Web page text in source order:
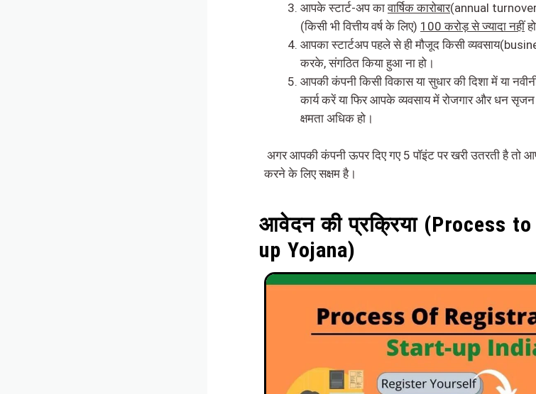
आपके स्टार्ट-अप कावार्षिक कारोबार(annual
(किसी भी वित्तीय वर्ष के लिए) 100 करोड़ से ज्यादा नहीं
आपका स्टार्टअप पहले से ही मौजूद किसी
करके, संगठित किया हुआ ना हो।
आपकी कंपनी किसी विकास या सुधार की दिशा में या
कार्य करें या फिर आपके व्यवसाय में रोजगार और धन
क्षमता अधिक हो।
अगर आपकी कंपनी ऊपर दिए गए 5 पॉइंट पर खरी उतरती है
करने के लिए सक्षम है।
आवेदन की प्रक्रिया (Process
up Yojana)